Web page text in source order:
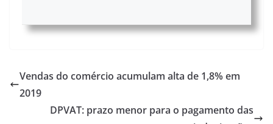
Vendas do comércio acumulam alta de 1,8% em
2019
DPVAT: prazo menor para o pagamento das